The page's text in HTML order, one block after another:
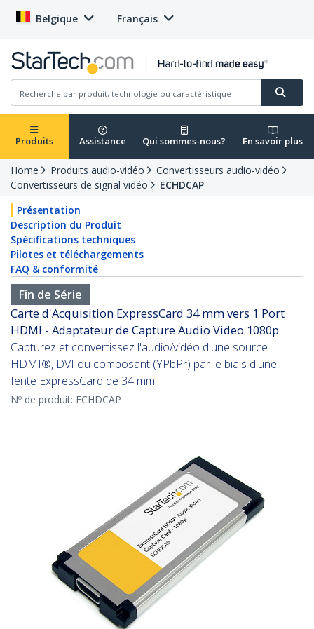
Belgique Français
Produits Assistance Qui sommes-nous? En savoir plus
Home Produits audio-vidéo
Convertisseurs audio-vidéo
Convertisseurs de signal vidéo
ECHDCAP
Présentation
Description du Produit
Spécifications techniques
Pilotes et téléchargements
FAQ & conformité
Fin de Série
Carte d'Acquisition ExpressCard 34 mm vers 1 Port
HDMI - Adaptateur de Capture Audio Video 1080p
Capturez et convertissez l'audio/vidéo d'une source
HDMI®, DVI ou composant (YPbPr) par le biais d'une
fente ExpressCard de 34 mm
Nº de produit: ECHDCAP